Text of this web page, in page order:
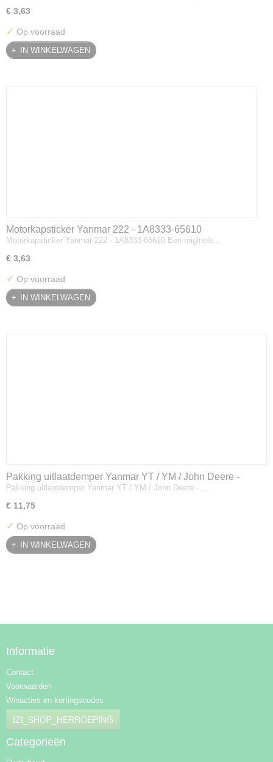
€ 3,63
✓ Op voorraad
IN WINKELWAGEN
Motorkapsticker Yanmar 222 - 1A8333-65610
Motorkapsticker Yanmar 222 - 1A8333-65610 Een originele…
€ 3,63
✓ Op voorraad
IN WINKELWAGEN
Pakking uitlaatdemper Yanmar YT / YM / John Deere -
128300-13230
Pakking uitlaatdemper Yanmar YT / YM / John Deere -…
€ 11,75
✓ Op voorraad
IN WINKELWAGEN
Informatie
Contact
Voorwaarden
Winacties en kortingscodes
IZI_SHOP_HERROEPING
Categorieën